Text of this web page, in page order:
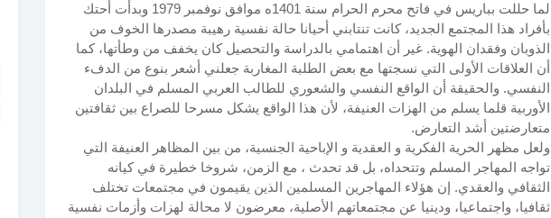
لما حللت بباريس في فاتح محرم الحرام سنة 1401ه موافق نوفمبر 1979 وبدأت أحتك
بأفراد هذا المجتمع الجديد، كانت تنتابني أحيانا حالة نفسية رهيبة مصدرها الخوف من
الذوبان وفقدان الهوية. غير أن اهتمامي بالدراسة والتحصيل كان يخفف من وطأتها، كما
أن العلاقات الأولى التي نسجتها مع بعض الطلبة المغاربة جعلني أشعر بنوع من الدفء
النفسي. والحقيقة أن الواقع النفسي والشعوري للطالب العربي المسلم في البلدان
الأوربية قلما يسلم من الهزات العنيفة، لأن هذا الواقع يشكل مسرحا للصراع بين ثقافتين
متعارضتين أشد التعارض.
ولعل مظهر الحرية الفكرية و العقدية و الإباحية الجنسية، من بين المظاهر العنيفة التي
تواجه المهاجر المسلم وتتحداه، بل قد تحدث ، مع الزمن، شروخا خطيرة في كيانه
الثقافي والعقدي. إن هؤلاء المهاجرين المسلمين الذين يقيمون في مجتمعات تختلف
ثقافيا، واجتماعيا، ودينيا عن مجتمعاتهم الأصلية، معرضون لا محالة لهزات وأزمات نفسية